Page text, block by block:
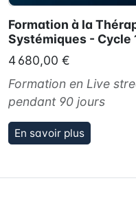
Formation à la
Systémiques - Cycle
4 680,00 €
Formation en Live
pendant 90 jours
En savoir plus